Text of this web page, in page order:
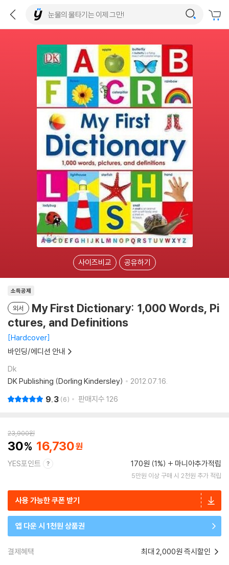
사이즈비교 공유하기
소득공제
외서
My First Dictionary: 1,000 Words, Pi
ctures, and Definitions
Hardcover
바인딩/에디션 안내
Dk
DK Publishing (Dorling Kindersley)
2012.07.16.
9.3 6 판매지수 126
23,900원
30 16,730
YES포인트 170원 (1%) 마니아추가적립
5만원 이상 구매 시 2천원 추가 적립
사용 가능한 쿠폰 받기
앱 다운 시 1천원 상품권
결제혜택 최대 2,000원 즉시할인